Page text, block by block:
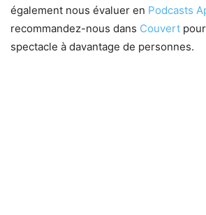
également nous évaluer en Podcasts
recommandez-nous dans Couvert
spectacle à davantage de personnes.